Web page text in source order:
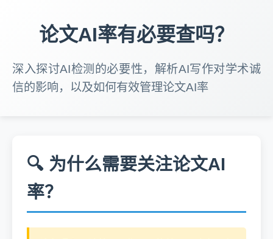
论文AI率有必要查吗？
深入探讨AI检测的必要性，解析AI写作对学术诚
信的影响，以及如何有效管理论文AI率
🔍 为什么需要关注论文AI
率？